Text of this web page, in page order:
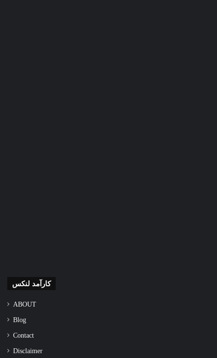
کارآمد لنکس
ABOUT
Blog
Contact
Disclaimer